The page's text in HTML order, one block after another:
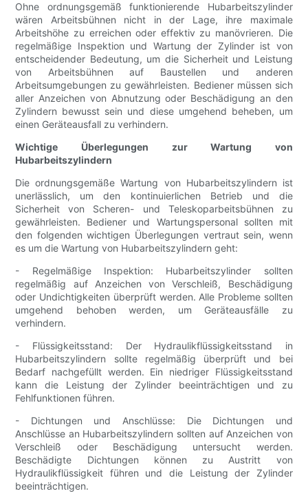
Ohne ordnungsgemäß funktionierende Hubarbeitszylinder
wären Arbeitsbühnen nicht in der Lage, ihre maximale
Arbeitshöhe zu erreichen oder effektiv zu manövrieren. Die
regelmäßige Inspektion und Wartung der Zylinder ist von
entscheidender Bedeutung, um die Sicherheit und Leistung
von Arbeitsbühnen auf Baustellen und anderen
Arbeitsumgebungen zu gewährleisten. Bediener müssen sich
aller Anzeichen von Abnutzung oder Beschädigung an den
Zylindern bewusst sein und diese umgehend beheben, um
einen Geräteausfall zu verhindern.
Wichtige Überlegungen zur Wartung von
Hubarbeitszylindern
Die ordnungsgemäße Wartung von Hubarbeitszylindern ist
unerlässlich, um den kontinuierlichen Betrieb und die
Sicherheit von Scheren- und Teleskoparbeitsbühnen zu
gewährleisten. Bediener und Wartungspersonal sollten mit
den folgenden wichtigen Überlegungen vertraut sein, wenn
es um die Wartung von Hubarbeitszylindern geht:
- Regelmäßige Inspektion: Hubarbeitszylinder sollten
regelmäßig auf Anzeichen von Verschleiß, Beschädigung
oder Undichtigkeiten überprüft werden. Alle Probleme sollten
umgehend behoben werden, um Geräteausfälle zu
verhindern.
- Flüssigkeitsstand: Der Hydraulikflüssigkeitsstand in
Hubarbeitszylindern sollte regelmäßig überprüft und bei
Bedarf nachgefüllt werden. Ein niedriger Flüssigkeitsstand
kann die Leistung der Zylinder beeinträchtigen und zu
Fehlfunktionen führen.
- Dichtungen und Anschlüsse: Die Dichtungen und
Anschlüsse an Hubarbeitszylindern sollten auf Anzeichen von
Verschleiß oder Beschädigung untersucht werden.
Beschädigte Dichtungen können zu Austritt von
Hydraulikflüssigkeit führen und die Leistung der Zylinder
beeinträchtigen.